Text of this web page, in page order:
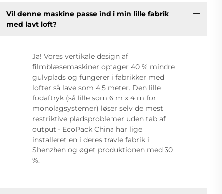
Vil denne maskine passe ind i min lille fabrik
med lavt loft?
Ja! Vores vertikale design af
filmblæsemaskiner optager 40 % mindre
gulvplads og fungerer i fabrikker med
lofter så lave som 4,5 meter. Den lille
fodaftryk (så lille som 6 m x 4 m for
monolagsystemer) løser selv de mest
restriktive pladsproblemer uden tab af
output - EcoPack China har lige
installeret en i deres travle fabrik i
Shenzhen og øget produktionen med 30
%.